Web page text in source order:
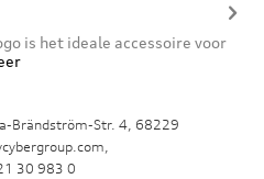
is het ideale accessoire voor
Brändström-Str. 4, 68229
30 983 0